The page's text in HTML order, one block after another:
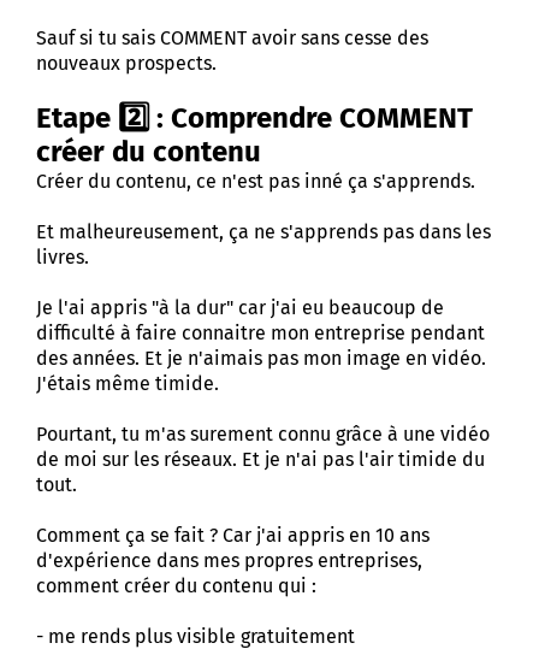
Sauf si tu sais COMMENT avoir sans cesse des
nouveaux prospects.
Etape 2️⃣ : Comprendre COMMENT
créer du contenu
Créer du contenu, ce n'est pas inné ça s'apprends.
Et malheureusement, ça ne s'apprends pas dans les
livres.
Je l'ai appris "à la dur" car j'ai eu beaucoup de
difficulté à faire connaitre mon entreprise pendant
des années. Et je n'aimais pas mon image en vidéo.
J'étais même timide.
Pourtant, tu m'as surement connu grâce à une vidéo
de moi sur les réseaux. Et je n'ai pas l'air timide du
tout.
Comment ça se fait ? Car j'ai appris en 10 ans
d'expérience dans mes propres entreprises,
comment créer du contenu qui :
- me rends plus visible gratuitement